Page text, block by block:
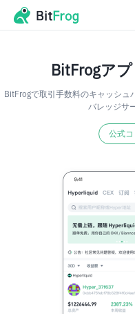
BitFrogア
BitFrogで取引手数料のキャッシ
バレッジサ
公式